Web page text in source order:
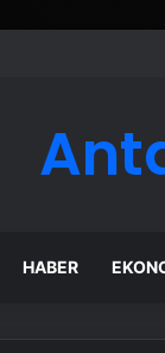
HABER